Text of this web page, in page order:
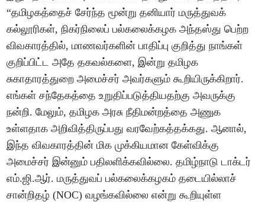
“தமிழகத்தைச் சேர்ந்த மூன்று தனியார் மருத்துவக்
கல்லூரிகள், நிகர்நிலைப் பல்கலைக்கழக அந்தஸ்து பெற்ற
விவகாரத்தில், மாணவர்களின் பாதிப்பு குறித்து நாங்கள்
குறிப்பிட்ட அதே தகவல்களை, இன்று தமிழக
சுகாதாரத்துறை அமைச்சர் அவர்களும் கூறியிருக்கிறார்.
எங்கள் சந்தேகத்தை உறுதிப்படுத்தியதற்கு அவருக்கு
நன்றி. மேலும், தமிழக அரசு நீதிமன்றத்தை அணுக
உள்ளதாக அறிவித்திருப்பது வரவேற்கத்தக்கது. ஆனால்,
இந்த விவகாரத்தின் மிக முக்கியமான கேள்விக்கு
அமைச்சர் இன்னும் பதிலளிக்கவில்லை. தமிழ்நாடு டாக்டர்
எம்.ஜி.ஆர். மருத்துவப் பல்கலைக்கழகம் தடையில்லாச்
சான்றிதழ் (NOC) வழங்கவில்லை என்று கூறியுள்ள